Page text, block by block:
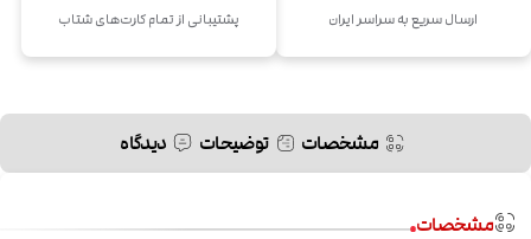
ارسال سریع به سراسر ایران پشتیبانی از تمام کارت‌های شتاب
مشخصات توضیحات دیدگاه
مشخصات